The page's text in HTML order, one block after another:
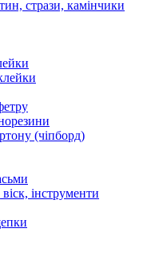
стрази, камінчики
(чіпборд)
інструменти